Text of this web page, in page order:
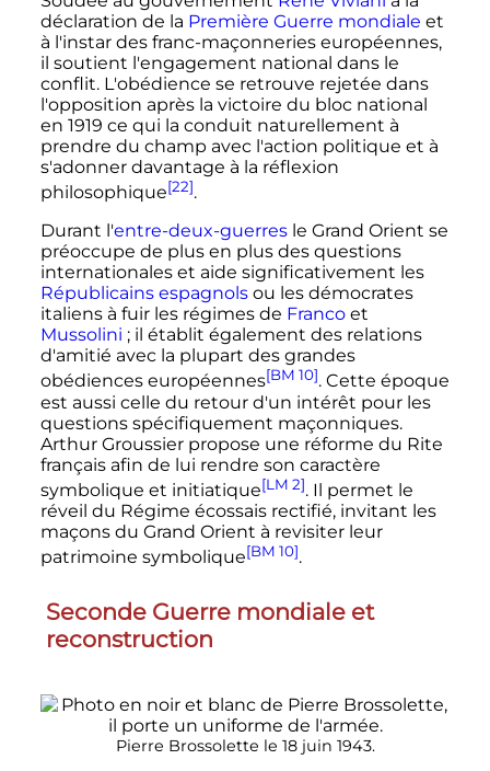
déclaration de la Première Guerre mondiale et
à l'instar des franc-maçonneries européennes,
il soutient l'engagement national dans le
conflit. L'obédience se retrouve rejetée dans
l'opposition après la victoire du bloc national
en 1919 ce qui la conduit naturellement à
prendre du champ avec l'action politique et à
s'adonner davantage à la réflexion
philosophique[22].
Durant l'entre-deux-guerresle Grand Orient se
préoccupe de plus en plus des questions
internationales et aide significativement les
Républicains espagnolsou les démocrates
italiens à fuir les régimes de Francoet
Mussolini ; il établit également des relations
d'amitié avec la plupart des grandes
obédiences européennes[BM 10]. Cette époque
est aussi celle du retour d'un intérêt pour les
questions spécifiquement maçonniques.
Arthur Groussier propose une réforme du Rite
français afin de lui rendre son caractère
symbolique et initiatique[LM 2]. Il permet le
réveil du Régime écossais rectifié, invitant les
maçons du Grand Orient à revisiter leur
patrimoine symbolique[BM 10].
Seconde Guerre mondiale et
reconstruction
Pierre Brossolette le 18 juin 1943.